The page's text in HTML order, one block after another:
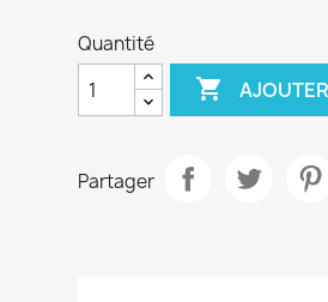
Quantité

Partager